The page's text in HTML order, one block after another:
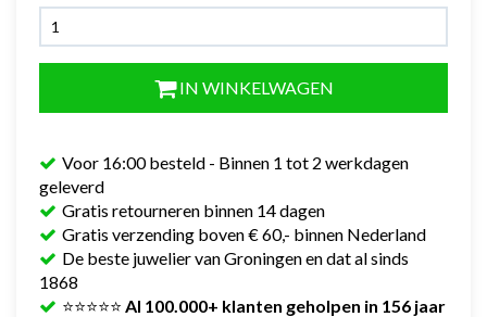
IN WINKELWAGEN
Voor 16:00 besteld - Binnen 1 tot 2 werkdagen
geleverd
Gratis retourneren binnen 14 dagen
Gratis verzending boven € 60,- binnen Nederland
De beste juwelier van Groningen en dat al sinds
1868
⭐⭐⭐⭐⭐ Al 100.000+ klanten geholpen in 156 jaar